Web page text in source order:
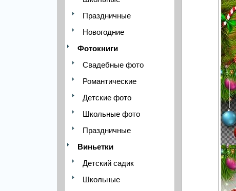
Праздничные
Новогодние
Фотокниги
Свадебные фото
Романтические
Детские фото
Школьные фото
Праздничные
Виньетки
Детский садик
Школьные